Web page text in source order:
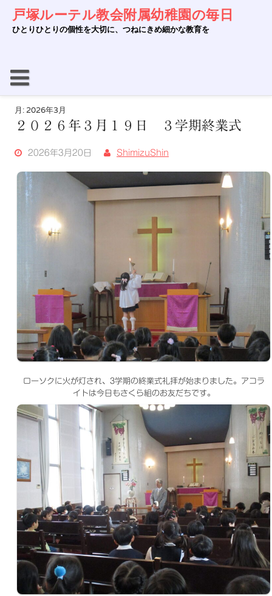
content
戸塚ルーテル教会附属幼稚園の毎日
ひとりひとりの個性を大切に、つねにきめ細かな教育を
月: 2026年3月
２０２６年３月１９日 ３学期終業式
2026年3月20日 ShimizuShin
ローソクに火が灯され、3学期の終業式礼拝が始まりました。アコラ
イトは今日もさくら組のお友だちです。